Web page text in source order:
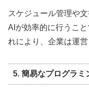
スケジュール管理や
AIが効率的に行うこ
れにより、企業は運
5. 簡易なプログラミ